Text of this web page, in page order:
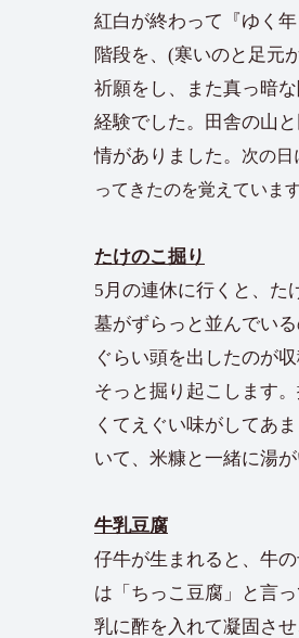
紅白が終わって『ゆく
階段を、(寒いのと足元
祈願をし、また真っ暗
経験でした。田舎の山
情がありました。
次の日
ってきたのを覚えています
たけのこ掘り
5月の連休に行くと、た
墓がずらっと並んでい
ぐらい頭を出したのが
そっと掘り起こします
くてえぐい味がしてあ
いて、米糠と一緒に湯
牛乳豆腐
仔牛が生まれると、牛
は「ちっこ豆腐」と言
乳に酢を入れて凝固さ